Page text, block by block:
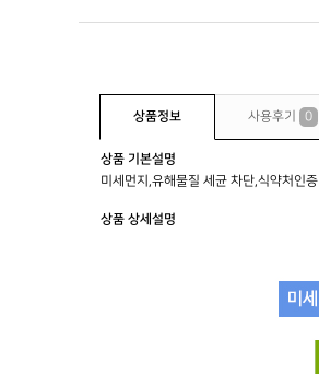
상품정보 사용후기 0
상품 기본설명
미세먼지,유해물질 세균 차단,식약처인증
상품 상세설명